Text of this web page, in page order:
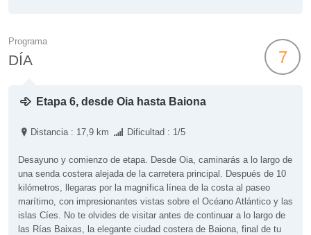
Programa
DÍA 7
Etapa 6, desde Oia hasta Baiona
Distancia : 17,9 km Dificultad : 1/5
Desayuno y comienzo de etapa. Desde Oia, caminarás a lo largo de
una senda costera alejada de la carretera principal. Después de 10
kilómetros, llegaras por la magnífica línea de la costa al paseo
marítimo, con impresionantes vistas sobre el Océano Atlántico y las
islas Cíes. No te olvides de visitar antes de continuar a lo largo de
las Rías Baixas, la elegante ciudad costera de Baiona, final de tu